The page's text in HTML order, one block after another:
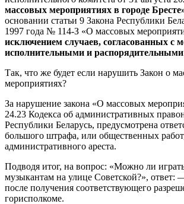
массовых мероприятиях в городе
основании статьи 9 Закона Республики
1997 года № 114-З «О массовых
исключением случаев, согласованных с
исполнительными и
Так, что же будет если нарушить Закон о
мероприятиях?
За нарушение закона «О массовых
24.23 Кодекса об административных
Республики Беларусь, предусмотрена
большого штрафа, или общественных
административного ареста.
Подводя итог, на вопрос: «Можно ли
музыкантам на улице Советской?», ответ:
после получения соответствующего
горисполкоме.